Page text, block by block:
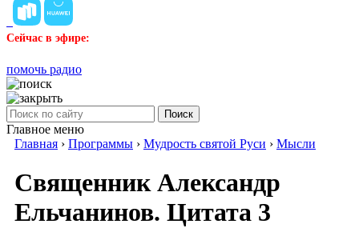
Сейчас в эфире:
помочь радио
Поиск
Главное меню
Главная › Программы › Мудрость святой Руси › Мысли
Священник Александр
Ельчанинов. Цитата 3